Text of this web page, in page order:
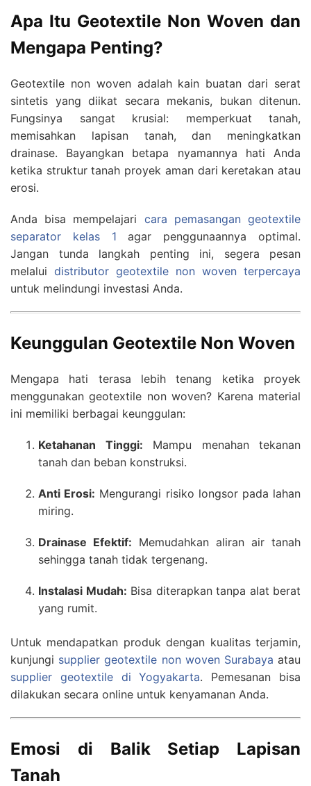
Apa Itu Geotextile Non Woven dan
Mengapa Penting?
Geotextile non woven adalah kain buatan dari serat
sintetis yang diikat secara mekanis, bukan ditenun.
Fungsinya sangat krusial: memperkuat tanah,
memisahkan lapisan tanah, dan meningkatkan
drainase. Bayangkan betapa nyamannya hati Anda
ketika struktur tanah proyek aman dari keretakan atau
erosi.
Anda bisa mempelajari cara pemasangan geotextile
separator kelas 1 agar penggunaannya optimal.
Jangan tunda langkah penting ini, segera pesan
melalui distributor geotextile non woven terpercaya
untuk melindungi investasi Anda.
Keunggulan Geotextile Non Woven
Mengapa hati terasa lebih tenang ketika proyek
menggunakan geotextile non woven? Karena material
ini memiliki berbagai keunggulan:
Ketahanan Tinggi: Mampu menahan tekanan
tanah dan beban konstruksi.
Anti Erosi: Mengurangi risiko longsor pada lahan
miring.
Drainase Efektif: Memudahkan aliran air tanah
sehingga tanah tidak tergenang.
Instalasi Mudah: Bisa diterapkan tanpa alat berat
yang rumit.
Untuk mendapatkan produk dengan kualitas terjamin,
kunjungi supplier geotextile non woven Surabaya atau
supplier geotextile di Yogyakarta. Pemesanan bisa
dilakukan secara online untuk kenyamanan Anda.
Emosi di Balik Setiap Lapisan
Tanah